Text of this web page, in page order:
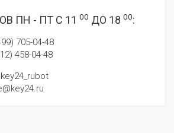
ПН - ПТ С 11 00 ДО 18 00:
705-04-48
458-04-48